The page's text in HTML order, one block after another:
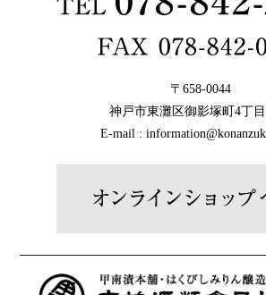
〒658-0044
神戸市東灘区御影塚町4丁
E-mail :